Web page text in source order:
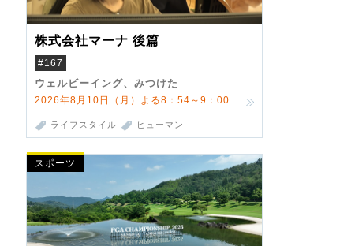
株式会社マーナ 後篇
#167
ウェルビーイング、みつけた
2026年8月10日（月）よる8：54～9：00
ライフスタイル ヒューマン
スポーツ